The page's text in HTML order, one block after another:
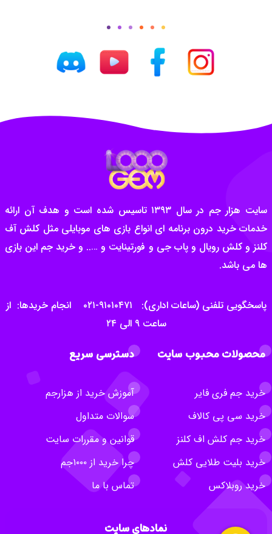
سایت هزار جم در سال ۱۳۹۳ تاسیس شده است و هدف آن ارائه
خدمات خرید درون برنامه ای انواع بازی های موبایلی مثل کلش آف
کلنز و کلش رویال و پاب جی و فورتینایت و ….. و خرید جم این بازی
ها می باشد.
پاسخگویی تلفنی (ساعات اداری): ۹۱۰۱۰۴۷۱-۰۲۱ انجام خریدها: از
ساعت ۹ الی ۲۴
محصولات محبوب سایت
خرید جم فری فایر
خرید سی پی کالاف
خرید جم کلش اف کلنز
خرید بلیت طلایی کلش
خرید روبلاکس
دسترسی سریع
آموزش خرید از هزارجم
سوالات متداول
قوانین و مقررات سایت
چرا خرید از ۱۰۰۰جم
تماس با ما
نمادهای سایت